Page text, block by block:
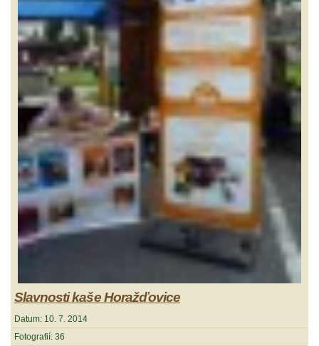
Slavnosti kaše Horažďovice
Datum: 10. 7. 2014
Fotografií: 36